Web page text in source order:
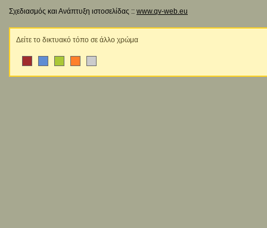
Σχεδιασμός και Ανάπτυξη ιστοσελίδας :: www.qv-web.eu
Δείτε το δικτυακό τόπο σε άλλο χρώμα